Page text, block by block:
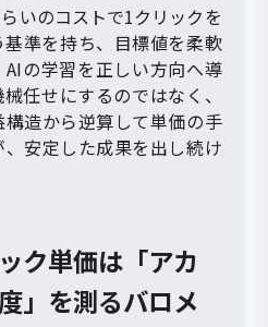
いのコストで1クリックを
準を持ち、目標値を柔軟
の学習を正しい方向へ導
任せにするのではなく、
造から逆算して単価の手
安定した成果を出し続け
ク単価は「アカ
」を測るバロメ